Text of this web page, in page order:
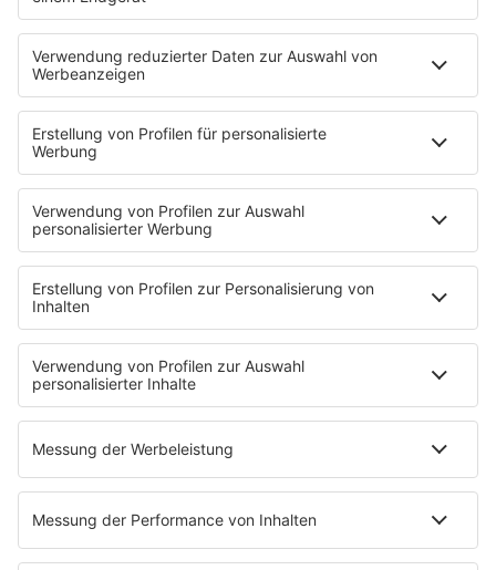
Putzfimmel
Deutschpop
Deutsche Liebeslieder
PODCASTS
Mit den Waffeln einer Frau
Frühstück bei Barbara
Brave & One
NotAufnahme
"Bewerbung und Karriere"
Aber bitte mit Schlager
Erdbeerkäse
Fitness mit M.A.R.K
Glück in Worten
Todesursache
Niemand muss ein Promi sein
PROGRAMM
Mit den Waffeln einer Frau